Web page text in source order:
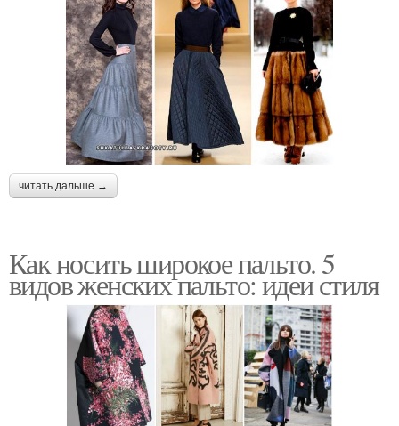
читать дальше →
Как носить широкое пальто. 5
видов женских пальто: идеи стиля